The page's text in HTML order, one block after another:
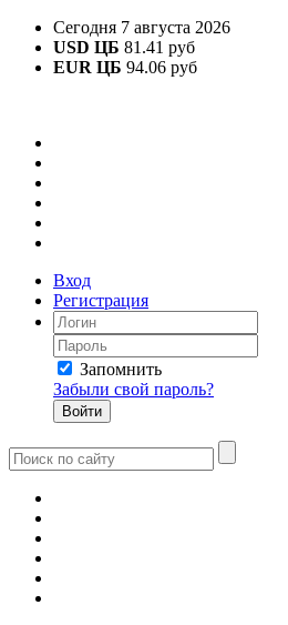
Сегодня 7 августа 2026
USD ЦБ 81.41 руб
EUR ЦБ 94.06 руб
Вход
Регистрация
Запомнить
Забыли свой пароль?